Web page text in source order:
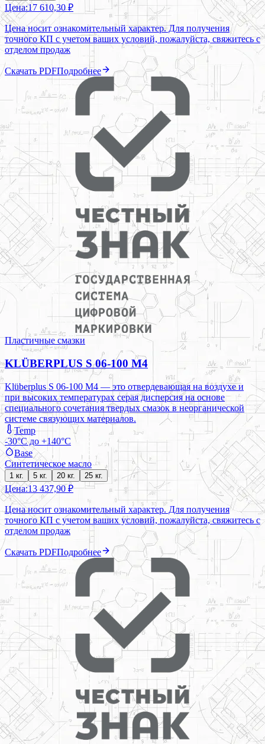
Цена:17 610,30 ₽
Цена носит ознакомительный характер. Для получения
точного КП с учетом ваших условий, пожалуйста, свяжитесь с
отделом продаж
Скачать PDFПодробнее
Пластичные смазки
KLÜBERPLUS S 06-100 M4
Klüberplus S 06-100 M4 — это отвердевающая на воздухе и
при высоких температурах серая дисперсия на основе
специального сочетания твердых смазок в неорганической
системе связующих материалов.
Temp
-30°C до +140°C
Base
Синтетическое масло
1 кг. 5 кг. 20 кг. 25 кг.
Цена:13 437,90 ₽
Цена носит ознакомительный характер. Для получения
точного КП с учетом ваших условий, пожалуйста, свяжитесь с
отделом продаж
Скачать PDFПодробнее